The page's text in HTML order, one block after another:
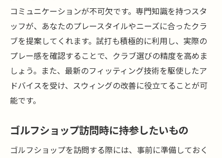
ゴルフショップのサービス内容に注目する
理由
スウィング改善をサポートするゴルフショ
ップの見極め方
口コミと評判を活用したゴルフショップ選
び
スウィング改善の目標に合ったゴルフショ
ップの選び方
コミュニケーションが不可欠です。専門知識を持つスタ
ッフが、あなたのプレースタイルやニーズに合ったクラ
ブを提案してくれます。試打も積極的に利用し、実際の
プレー感を確認することで、クラブ選びの精度を高めま
しょう。また、最新のフィッティング技術を駆使したア
ドバイスを受け、スウィングの改善に役立てることが可
能です。
ゴルフショップ訪問時に持参したいもの
ゴルフショップを訪問する際には、事前に準備しておく